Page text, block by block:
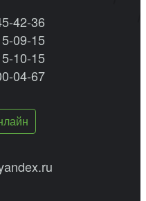
42-36
09-15
10-15
04-67